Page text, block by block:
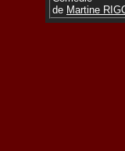
de Martine